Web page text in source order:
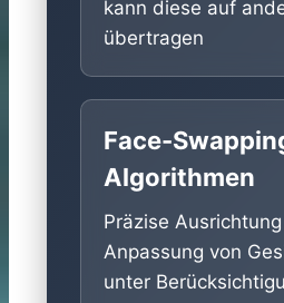
kann diese auf
übertragen
Face-
Algorithmen
Präzise
Anpassung von
unter